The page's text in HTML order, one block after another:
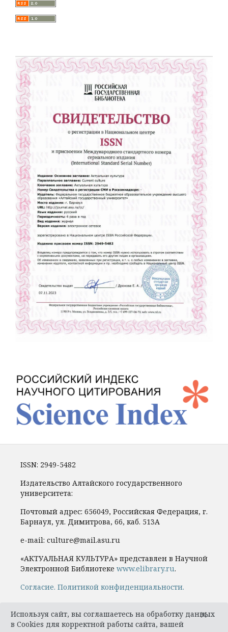
ISSN: 2949-5482
Издательство Алтайского государственного
университета:
Почтовый адрес: 656049, Российская Федерация, г.
Барнаул, ул. Димитрова, 66, каб. 513А
e-mail: culture@mail.asu.ru
«АКТУАЛЬНАЯ КУЛЬТУРА» представлен в Научной
Электронной Библиотеке www.elibrary.ru.
Cогласие. Политикой конфиденциальности.
Используя сайт, вы соглашаетесь на обработку данных
в Cookies для корректной работы сайта, вашей
×